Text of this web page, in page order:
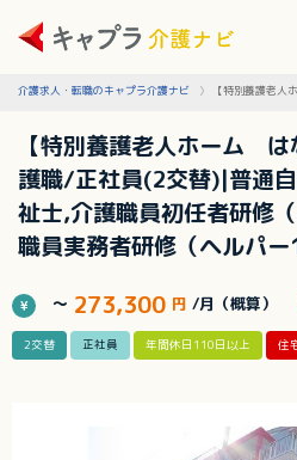
介護求人・転職のキャプラ介護ナビ 【特別養護老
【特別養護老人ホーム
護職/正社員(2交替)|普通
祉士,介護職員初任者研修
職員実務者研修（ヘルパ
～ 273,300 円 /月（概算）
2交替 正社員 年間休日110日以上 住